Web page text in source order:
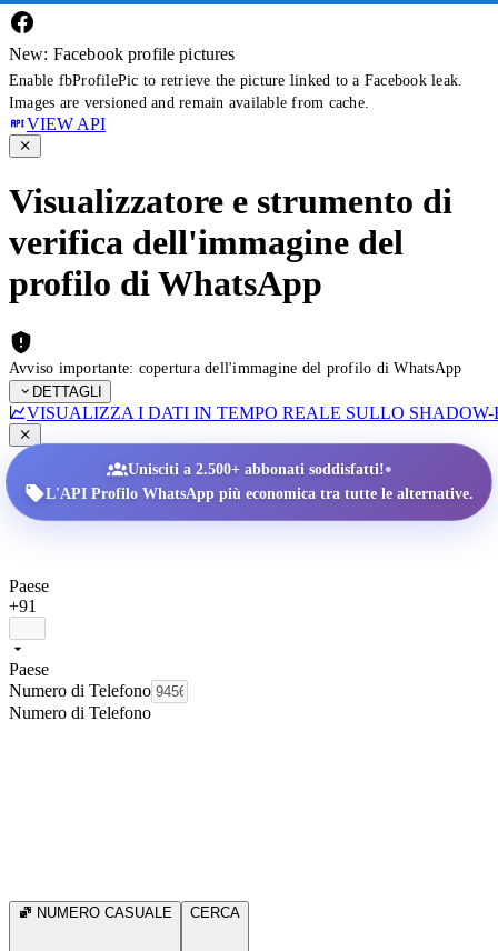
New: Facebook profile pictures
Enable fbProfilePic to retrieve the picture linked to a Facebook leak.
Images are versioned and remain available from cache.
VIEW API
Visualizzatore e strumento di
verifica dell'immagine del
profilo di WhatsApp
Avviso importante: copertura dell'immagine del profilo di WhatsApp
DETTAGLI
VISUALIZZA I DATI IN TEMPO REALE SULLO
Unisciti a 2.500+ abbonati soddisfatti!•
L'API Profilo WhatsApp più economica tra tutte le alternative.
Paese
+91
Paese
Numero di Telefono
Numero di Telefono
NUMERO CASUALE CERCA